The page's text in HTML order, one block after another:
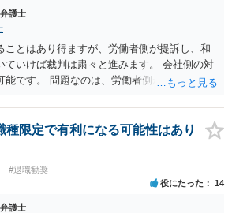
たのでしたら、反省するチャンスも与えなか
ろうかと思われます。 以上、ご質問が簡略
見としてお答えします。 ご参考になさって下
護士
ことはあり得ますが、労働者側が提訴し、和
ていけば裁判は粛々と進みます。 会社側の対
能です。 問題なのは、労働者側が「争わな
種限定で有利になる可能性はあり
#退職勧奨
役にたった 14
護士